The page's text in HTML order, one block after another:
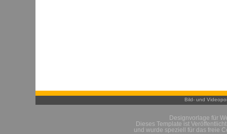
Bild- und
Designvorlage für
Dieses Template ist
und wurde speziell für das freie